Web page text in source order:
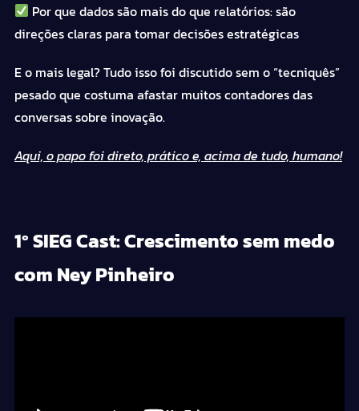
Por que dados são mais do que relatórios: são
direções claras para tomar decisões estratégicas
E o mais legal? Tudo isso foi discutido sem o “tecniquês”
pesado que costuma afastar muitos contadores das
conversas sobre inovação.
Aqui, o papo foi direto, prático e, acima de tudo, humano!
1º SIEG Cast: Crescimento sem medo
com Ney Pinheiro